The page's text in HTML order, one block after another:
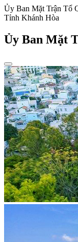
Ủy Ban Mặt Trận Tổ
Tỉnh Khánh Hòa
Ủy Ban Mặt